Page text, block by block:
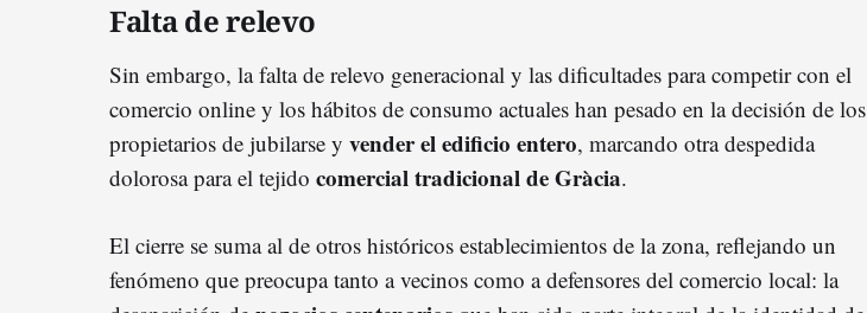
Falta de relevo
Sin embargo, la falta de relevo generacional y las dificultades para competir con el
comercio online y los hábitos de consumo actuales han pesado en la decisión de los
propietarios de jubilarse y vender el edificio entero, marcando otra despedida
dolorosa para el tejido comercial tradicional de Gràcia.
El cierre se suma al de otros históricos establecimientos de la zona, reflejando un
fenómeno que preocupa tanto a vecinos como a defensores del comercio local: la